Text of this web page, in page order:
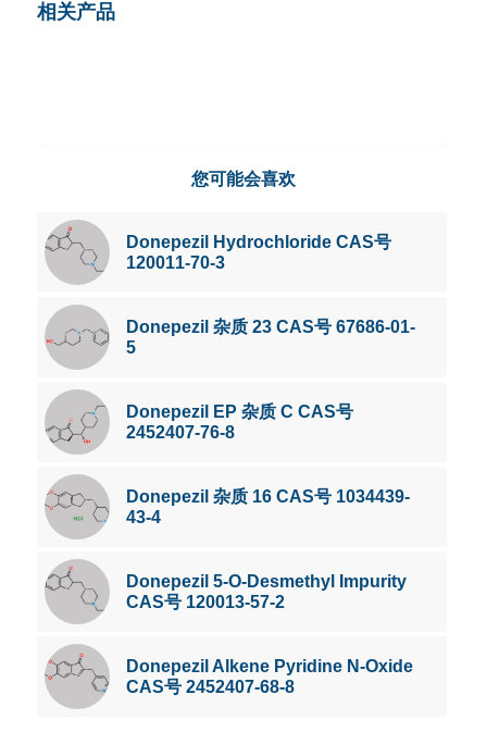
相关产品
您可能会喜欢
Donepezil Hydrochloride CAS号
120011-70-3
Donepezil 杂质 23 CAS号 67686-01-
5
Donepezil EP 杂质 C CAS号
2452407-76-8
Donepezil 杂质 16 CAS号 1034439-
43-4
Donepezil 5-O-Desmethyl Impurity
CAS号 120013-57-2
Donepezil Alkene Pyridine N-Oxide
CAS号 2452407-68-8